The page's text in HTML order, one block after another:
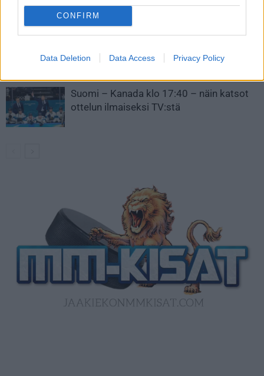
CONFIRM
Data Deletion Data Access Privacy Policy
Ketjut olympiavälierään julki! Näillä Suomi
Suomi – Kanada klo 17:40 – näin katsot
ottelun ilmaiseksi TV:stä